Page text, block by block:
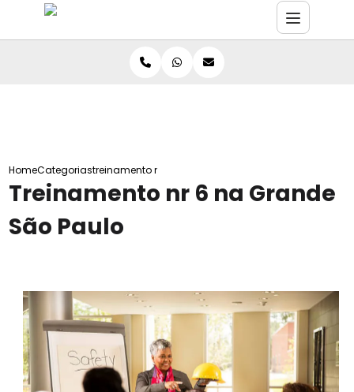
HomeCategoriastreinamento nr 6 grande sao paulo
Treinamento nr 6 na Grande
São Paulo